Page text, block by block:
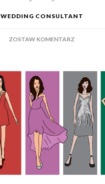
WEDDING CONSULTANT
ZOSTAW KOMENTARZDO
WESELNE
2016